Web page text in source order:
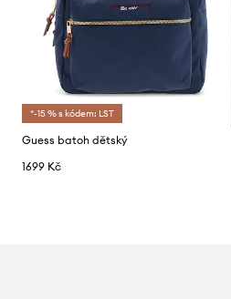
*-15 % s kódem: LST
Guess batoh dětský
1699 Kč